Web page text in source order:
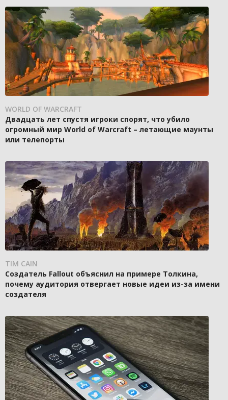
WORLD OF WARCRAFT
Двадцать лет спустя игроки спорят, что убило
огромный мир World of Warcraft – летающие маунты
или телепорты
TIM CAIN
Создатель Fallout объяснил на примере Толкина,
почему аудитория отвергает новые идеи из-за имени
создателя